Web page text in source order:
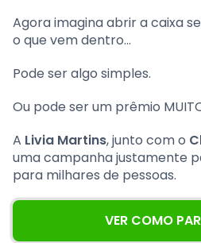
Agora imagina abrir a caixa
o que vem dentro…
Pode ser algo simples.
Ou pode ser um prêmio
A Livia Martins, junto com o
uma campanha justamente
para milhares de pessoas.
VER COMO